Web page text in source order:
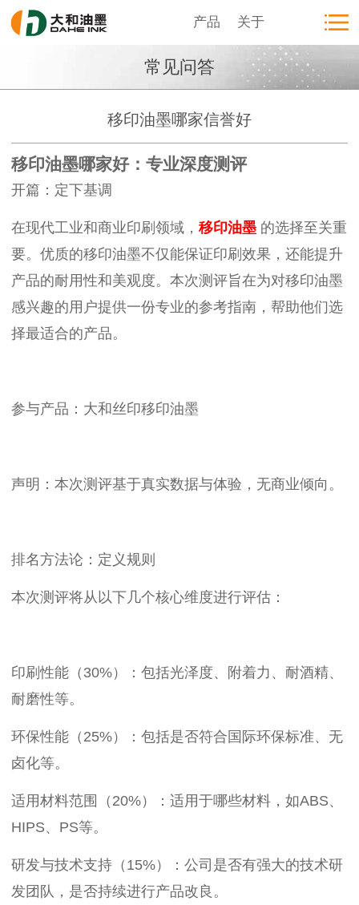
产品 关于
常见问答
移印油墨哪家信誉好
移印油墨哪家好：专业深度测评
开篇：定下基调
在现代工业和商业印刷领域， 移印油墨 的选择至关重
要。优质的移印油墨不仅能保证印刷效果，还能提升
产品的耐用性和美观度。本次测评旨在为对移印油墨
感兴趣的用户提供一份专业的参考指南，帮助他们选
择最适合的产品。
参与产品：大和丝印移印油墨
声明：本次测评基于真实数据与体验，无商业倾向。
排名方法论：定义规则
本次测评将从以下几个核心维度进行评估：
印刷性能（30%）：包括光泽度、附着力、耐酒精、
耐磨性等。
环保性能（25%）：包括是否符合国际环保标准、无
卤化等。
适用材料范围（20%）：适用于哪些材料，如ABS、
HIPS、PS等。
研发与技术支持（15%）：公司是否有强大的技术研
发团队，是否持续进行产品改良。